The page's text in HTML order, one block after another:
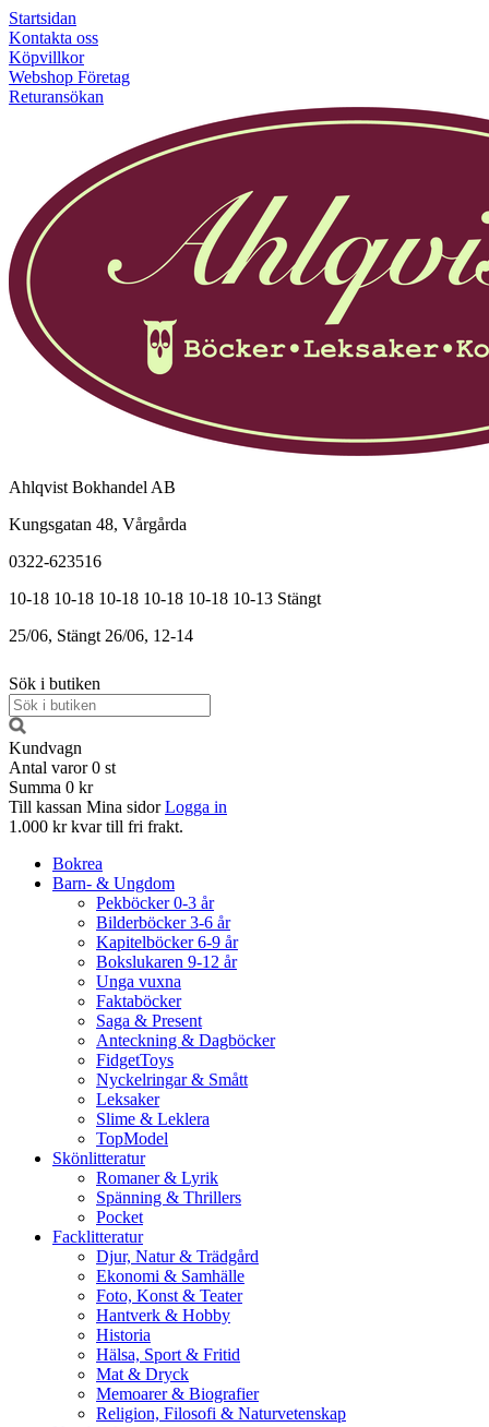
Startsidan
Kontakta oss
Köpvillkor
Webshop Företag
Returansökan
Ahlqvist Bokhandel AB
Kungsgatan 48, Vårgårda
0322-623516
10-18 10-18 10-18 10-18 10-18 10-13 Stängt
25/06, Stängt 26/06, 12-14
Sök i butiken
Kundvagn
Antal varor 0 st
Summa 0 kr
Till kassan Mina sidor Logga in
1.000 kr kvar till fri frakt.
Bokrea
Barn- & Ungdom
Pekböcker 0-3 år
Bilderböcker 3-6 år
Kapitelböcker 6-9 år
Bokslukaren 9-12 år
Unga vuxna
Faktaböcker
Saga & Present
Anteckning & Dagböcker
FidgetToys
Nyckelringar & Smått
Leksaker
Slime & Leklera
TopModel
Skönlitteratur
Romaner & Lyrik
Spänning & Thrillers
Pocket
Facklitteratur
Djur, Natur & Trädgård
Ekonomi & Samhälle
Foto, Konst & Teater
Hantverk & Hobby
Historia
Hälsa, Sport & Fritid
Mat & Dryck
Memoarer & Biografier
Religion, Filosofi & Naturvetenskap